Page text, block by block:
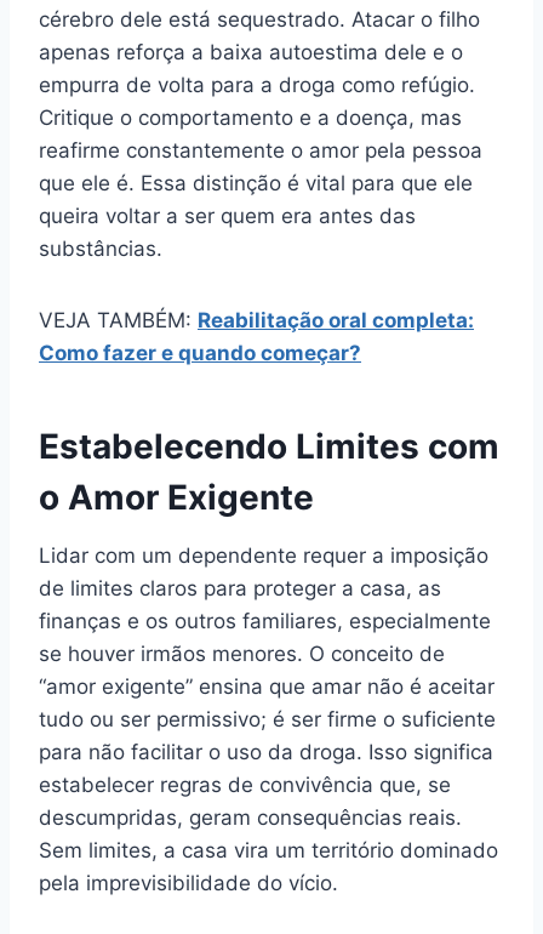
cérebro dele está sequestrado. Atacar o filho
apenas reforça a baixa autoestima dele e o
empurra de volta para a droga como refúgio.
Critique o comportamento e a doença, mas
reafirme constantemente o amor pela pessoa
que ele é. Essa distinção é vital para que ele
queira voltar a ser quem era antes das
substâncias.
VEJA TAMBÉM: Reabilitação oral completa:
Como fazer e quando começar?
Estabelecendo Limites com
o Amor Exigente
Lidar com um dependente requer a imposição
de limites claros para proteger a casa, as
finanças e os outros familiares, especialmente
se houver irmãos menores. O conceito de
“amor exigente” ensina que amar não é aceitar
tudo ou ser permissivo; é ser firme o suficiente
para não facilitar o uso da droga. Isso significa
estabelecer regras de convivência que, se
descumpridas, geram consequências reais.
Sem limites, a casa vira um território dominado
pela imprevisibilidade do vício.